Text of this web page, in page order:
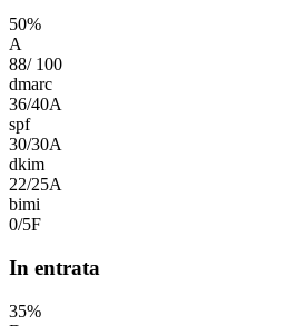
50%
A
88/ 100
dmarc
36/40A
spf
30/30A
dkim
22/25A
bimi
0/5F
In entrata
35%